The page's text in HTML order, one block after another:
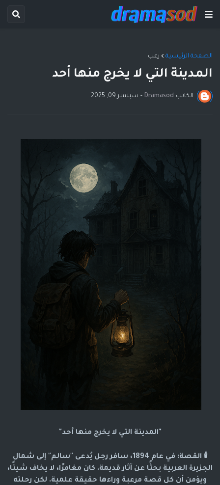
-
الصفحة الرئيسية رعب
المدينة التي لا يخرج منها أحد
الكاتب Dramasod
- سبتمبر 09, 2025
"المدينة التي لا يخرج منها أحد"
🕯️ القصة: في عام 1894، سافر رجل يُدعى "سالم" إلى شمال
الجزيرة العربية بحثًا عن آثار قديمة. كان مغامرًا، لا يخاف شيئًا،
ويؤمن أن كل قصة مرعبة وراءها حقيقة علمية. لكن رحلته